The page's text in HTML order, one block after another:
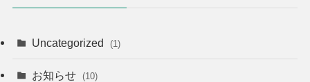
Uncategorized (1)
お知らせ (10)